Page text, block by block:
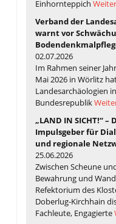
Einhornteppich
Verband der
warnt vor
02.07.2026
Im Rahmen seiner
Mai 2026 in Wörlitz
Landesarchäologien
Bundesrepublik
„LAND IN SICHT!“
Impulsgeber für
und regionale
25.06.2026
Zwischen Scheune
Bewahrung und
Refektorium des
Doberlug-Kirchhain
Fachleute, Engagierte